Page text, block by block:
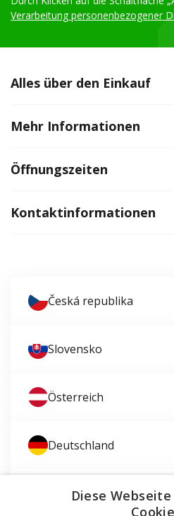
Verarbeitung personenbezogener
Alles über den Einkauf
Mehr Informationen
Öffnungszeiten
Kontaktinformationen
Česká republika
Slovensko
Österreich
Deutschland
Magyarország
Diese